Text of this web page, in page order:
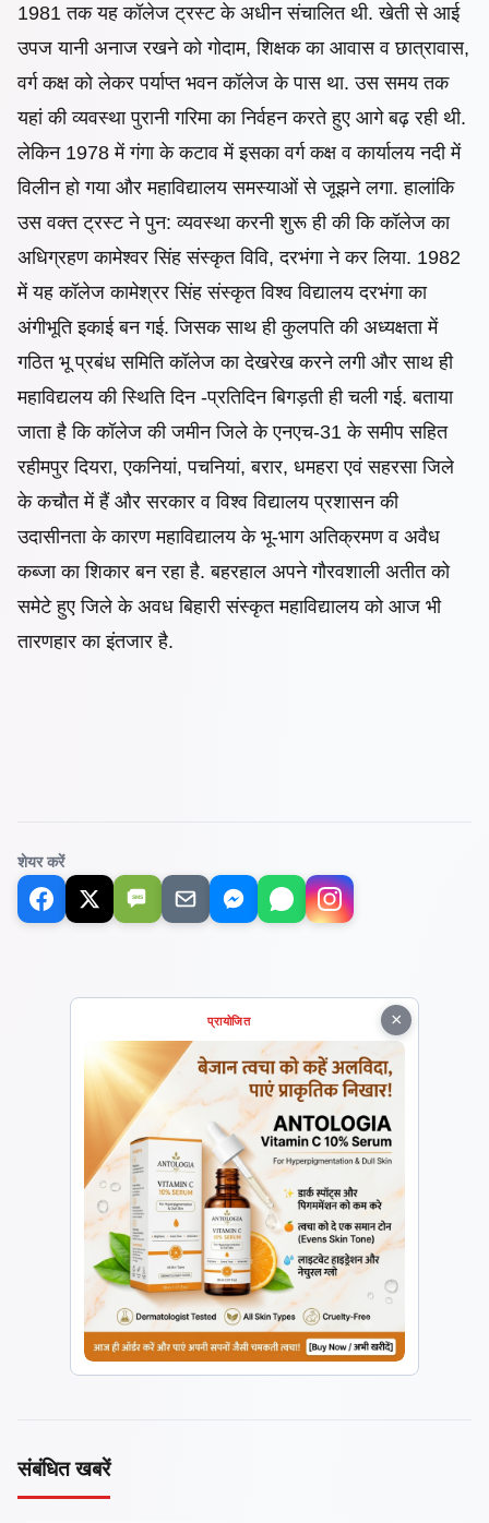
1981 तक यह कॉलेज ट्रस्ट के अधीन संचालित थी. खेती से आई
उपज यानी अनाज रखने को गोदाम, शिक्षक का आवास व छात्रावास,
वर्ग कक्ष को लेकर पर्याप्त भवन कॉलेज के पास था. उस समय तक
यहां की व्यवस्था पुरानी गरिमा का निर्वहन करते हुए आगे बढ़ रही थी.
लेकिन 1978 में गंगा के कटाव में इसका वर्ग कक्ष व कार्यालय नदी में
विलीन हो गया और महाविद्यालय समस्याओं से जूझने लगा. हालांकि
उस वक्त ट्रस्ट ने पुन: व्यवस्था करनी शुरू ही की कि कॉलेज का
अधिग्रहण कामेश्वर सिंह संस्कृत विवि, दरभंगा ने कर लिया. 1982
में यह कॉलेज कामेश्रर सिंह संस्कृत विश्व विद्यालय दरभंगा का
अंगीभूति इकाई बन गई. जिसक साथ ही कुलपति की अध्यक्षता में
गठित भू प्रबंध समिति कॉलेज का देखरेख करने लगी और साथ ही
महाविद्यलय की स्थिति दिन -प्रतिदिनबिगड़ती ही चली गई. बताया
जाता है कि कॉलेज की जमीन जिले के एनएच-31 के समीप सहित
रहीमपुर दियरा, एकनियां, पचनियां, बरार, धमहरा एवं सहरसा जिले
के कचौत में हैं और सरकार व विश्व विद्यालय प्रशासन की
उदासीनता के कारण महाविद्यालय के भू-भाग अतिक्रमण व अवैध
कब्जा का शिकार बन रहा है. बहरहाल अपने गौरवशाली अतीत को
समेटे हुए जिले केअवध बिहारी संस्कृत महाविद्यालय को आज भी
तारणहार का इंतजार है.
शेयर करें
SMS
×
प्रायोजित
संबंधित खबरें